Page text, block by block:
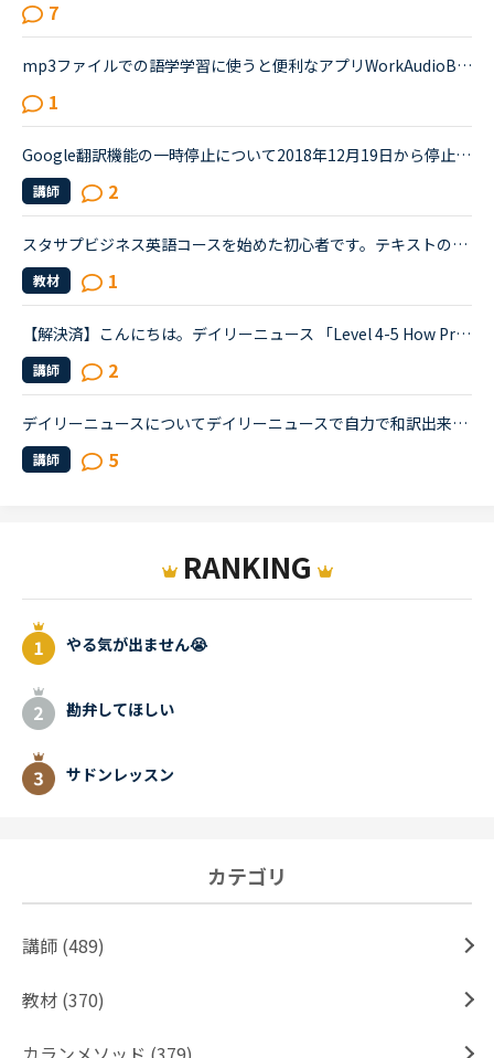
7
mp3ファイルでの語学学習に使うと便利なアプリWorkAudioBookというアプリがあります。 <a href="http://www.workaudiobook.com/Default.aspxmp3" target="_blank">http://www.workaudiobook.com/Default.aspxmp3</a> 音声ファイルを読み込むと音声の切れ目を感知し、フレーズ、センテンスを【自...
1
Google翻訳機能の一時停止について2018年12月19日から停止中全く英語がわからないのでGoogle翻訳機能と「Could you type it in the chat box? 」を頼りに授業と先生とのやりとりを進めていたので不便すぎて困って...
講師 2
スタサプビジネス英語コースを始めた初心者です。テキストのAPPLY: PersonalでSTEP1 1つ目のピックアップキーフレーズを見てください。STEP2 そのキーフレーズを使った文章を発話してください。STEP3 その文章の...
教材 1
【解決済】こんにちは。デイリーニュース 「Level 4-5 How Processed Food Helped Humanity」 の第2パラグラフ、The small size of teeth in early humans can only be explained by food becoming easier to eat...
講師 2
デイリーニュースについてデイリーニュースで自力で和訳出来ない時に、google翻訳を読むのですが、イマイチ内容が掴めない時があります。日本人の先生に伺えれば一番なのですが、皆さんはどうされていますか？（...
講師 5
RANKING
やる気が出ません😭
勘弁してほしい
サドンレッスン
カテゴリ
講師 (489)
教材 (370)